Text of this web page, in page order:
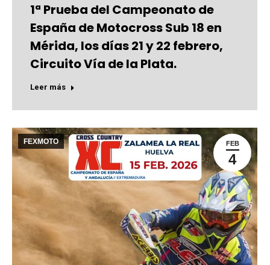
1ª Prueba del Campeonato de
España de Motocross Sub 18 en
Mérida, los días 21 y 22 febrero,
Circuito Vía de la Plata.
Leer más
FEB
4
FEXMOTO